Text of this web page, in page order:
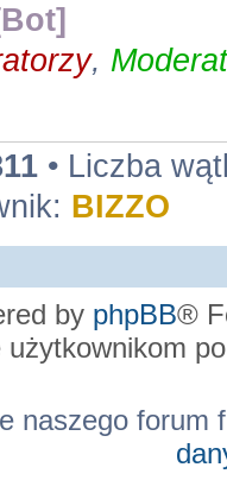
,
• Liczba
BIZZO
by phpBB®
użytkownikom
naszego